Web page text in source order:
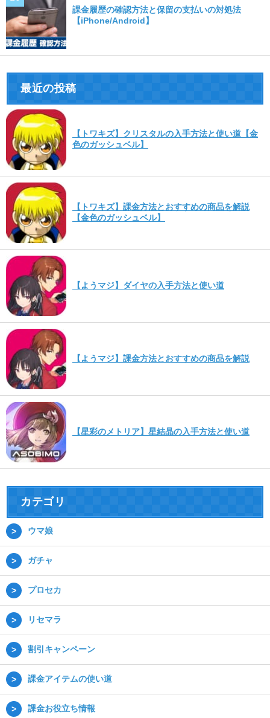
課金履歴の確認方法と保留の支払いの対処法
【iPhone/Android】
最近の投稿
【トワキズ】クリスタルの入手方法と使い道【金
色のガッシュベル】
【トワキズ】課金方法とおすすめの商品を解説
【金色のガッシュベル】
【ようマジ】ダイヤの入手方法と使い道
【ようマジ】課金方法とおすすめの商品を解説
【星彩のメトリア】星結晶の入手方法と使い道
カテゴリ
ウマ娘
ガチャ
プロセカ
リセマラ
割引キャンペーン
課金アイテムの使い道
課金お役立ち情報